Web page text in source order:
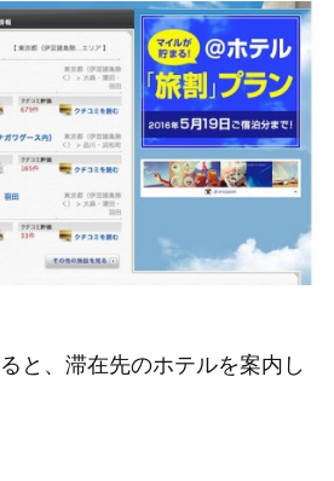
と、滞在先のホテルを案内し